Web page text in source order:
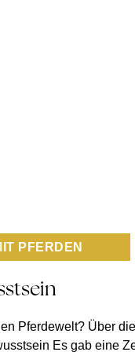
PFERDEN
Pferdewelt? Über die
Es gab eine